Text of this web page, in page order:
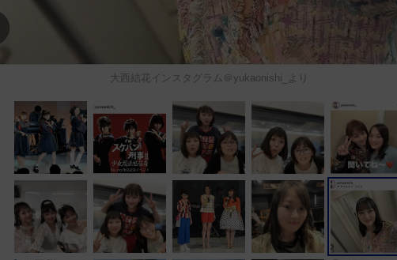
大西結花インスタグラム＠yukaonishi_より